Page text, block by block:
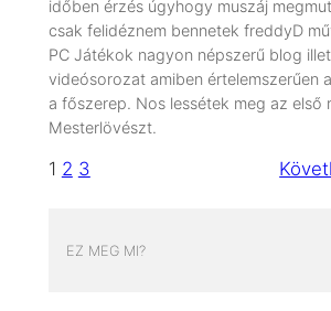
időben érzés úgyhogy muszáj
csak felidéznem bennetek freddyD
PC Játékok nagyon népszerű blog
videósorozat amiben értelemszerűen
a főszerep. Nos lessétek meg az első
Mesterlövészt.
1 2 3
EZ MEG MI?